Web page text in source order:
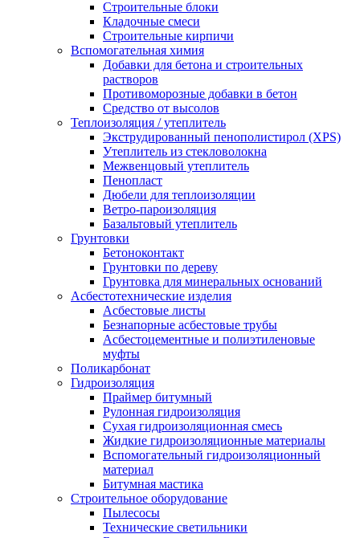
Строительные блоки
Кладочные смеси
Строительные кирпичи
Вспомогательная химия
Добавки для бетона и строительных
растворов
Противоморозные добавки в бетон
Средство от высолов
Теплоизоляция / утеплитель
Экструдированный пенополистирол (XPS)
Утеплитель из стекловолокна
Межвенцовый утеплитель
Пенопласт
Дюбели для теплоизоляции
Ветро-пароизоляция
Базальтовый утеплитель
Грунтовки
Бетоноконтакт
Грунтовки по дереву
Грунтовка для минеральных оснований
Асбестотехнические изделия
Асбестовые листы
Безнапорные асбестовые трубы
Асбестоцементные и полиэтиленовые
муфты
Поликарбонат
Гидроизоляция
Праймер битумный
Рулонная гидроизоляция
Сухая гидроизоляционная смесь
Жидкие гидроизоляционные материалы
Вспомогательный гидроизоляционный
материал
Битумная мастика
Строительное оборудование
Пылесосы
Технические светильники